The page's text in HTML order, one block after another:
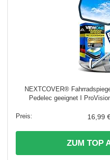
NEXTCOVER®
Pedelec geeignet I
16,99
ZUM TOP